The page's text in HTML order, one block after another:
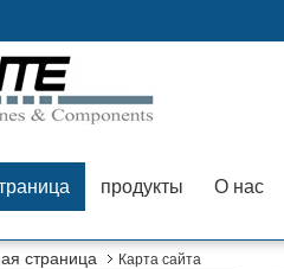
продукты О нас
страница Карта сайта